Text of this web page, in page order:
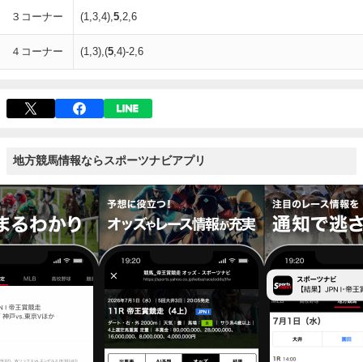
３コーナー (1,3,4),5,2,6
４コーナー (1,3),(5,4)-2,6
地方競馬情報ならスポーツナビアプリ